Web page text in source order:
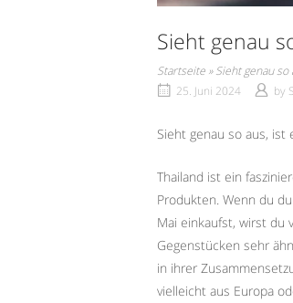
Sieht genau
Startseite »Sieht genau
25. Juni 2024
by
Sieht genau so aus, ist
Thailand ist ein
Produkten. Wenn du
Mai einkaufst, wirst du
Gegenstücken sehr
in ihrer
vielleicht aus Europa